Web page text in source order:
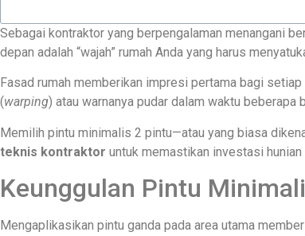
Sebagai kontraktor yang berpengalaman menangani
depan adalah “wajah” rumah Anda yang harus
Fasad rumah memberikan impresi pertama bagi
(warping) atau warnanya pudar dalam waktu beberapa
Memilih pintu minimalis 2 pintu—atau yang biasa
teknis kontraktor untuk memastikan investasi hunian
Keunggulan Pintu
Mengaplikasikan pintu ganda pada area utama